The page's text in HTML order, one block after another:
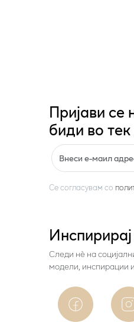
Пријави
биди во
Се согласувам со
Следи нѐ на
модели, инспирации